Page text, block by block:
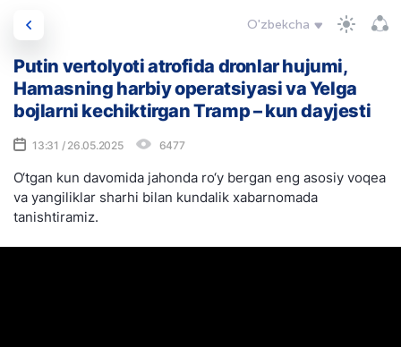
O'zbekcha
Putin vertolyoti atrofida dronlar hujumi,
Hamasning harbiy operatsiyasi va YeIga
bojlarni kechiktirgan Tramp – kun dayjesti
13:31 / 26.05.2025 6477
O‘tgan kun davomida jahonda ro‘y bergan eng asosiy voqea
va yangiliklar sharhi bilan kundalik xabarnomada
tanishtiramiz.